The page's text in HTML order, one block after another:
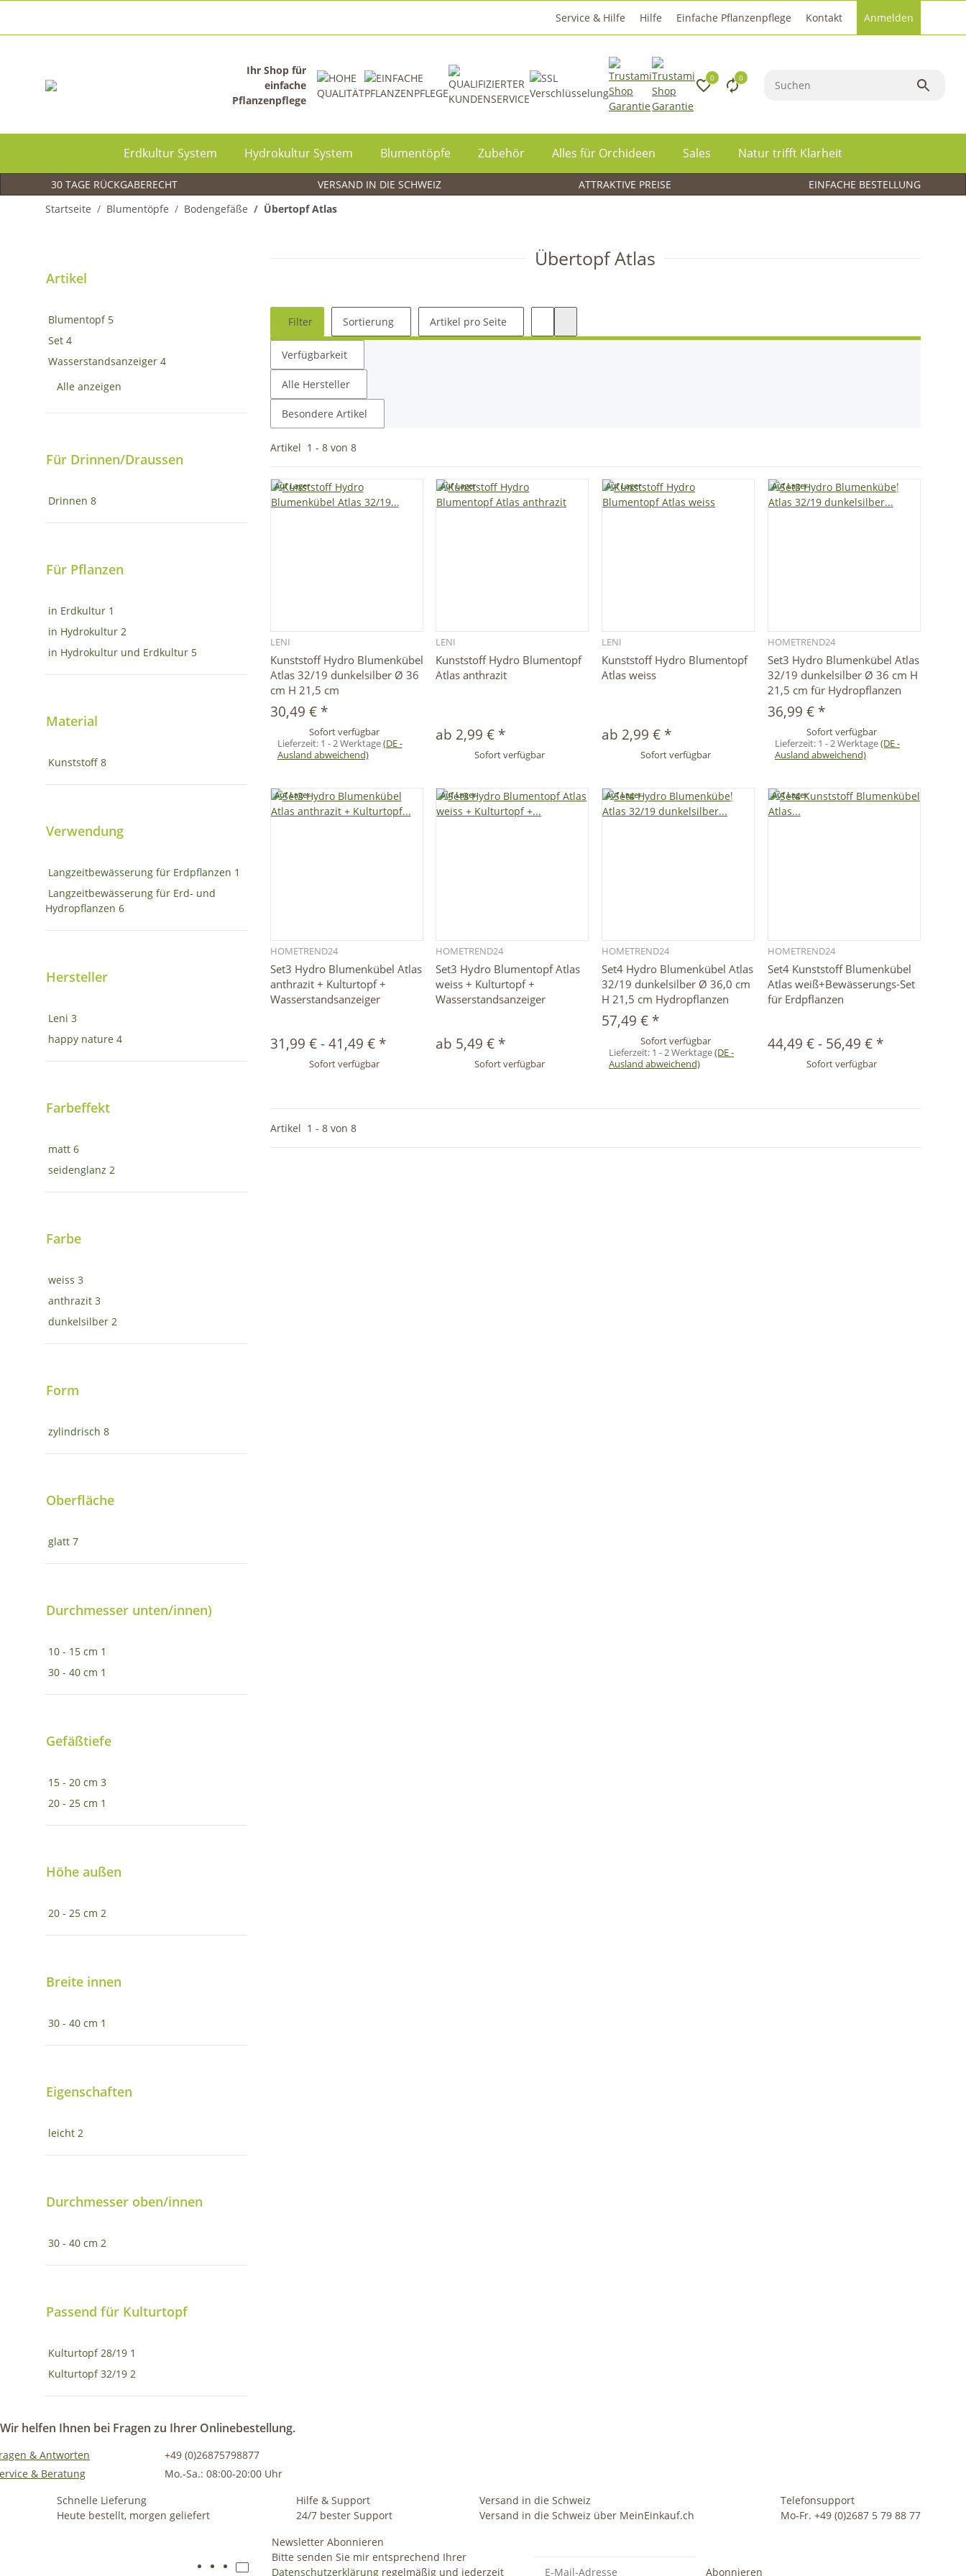
Service & Hilfe Hilfe Einfache Pflanzenpflege Kontakt Anmelden
Ihr Shop für
einfache
Pflanzenpflege
0 0
Erdkultur System Hydrokultur System Blumentöpfe Zubehör Alles für Orchideen Sales Natur trifft Klarheit
30 TAGE RÜCKGABERECHT VERSAND IN DIE SCHWEIZ ATTRAKTIVE PREISE
EINFACHE BESTELLUNG
Startseite
Blumentöpfe Bodengefäße Übertopf Atlas
Übertopf Atlas
Filter Sortierung Artikel pro Seite
Verfügbarkeit
Alle Hersteller
Besondere Artikel
Artikel 1 - 8von 8
Auf Lager
LENI
Kunststoff Hydro Blumenkübel
Atlas 32/19 dunkelsilber Ø 36
cm H 21,5 cm
30,49 € *
Sofort verfügbar
Lieferzeit: 1 - 2 Werktage(DE -
Ausland abweichend)
Auf Lager
LENI
Kunststoff Hydro Blumentopf
Atlas anthrazit
ab 2,99 € *
Sofort verfügbar
Auf Lager
LENI
Kunststoff Hydro Blumentopf
Atlas weiss
ab 2,99 € *
Sofort verfügbar
Auf Lager
Schnellkauf
HOMETREND24
Set3 Hydro Blumenkübel Atlas
32/19 dunkelsilber Ø 36 cm H
21,5 cm für Hydropflanzen
36,99 € *
Sofort verfügbar
Lieferzeit: 1 - 2 Werktage(DE -
Ausland abweichend)
Auf Lager
Schnellkauf
HOMETREND24
Set3 Hydro Blumenkübel Atlas
anthrazit + Kulturtopf +
Wasserstandsanzeiger
31,99 €-41,49 € *
Sofort verfügbar
Auf Lager
Schnellkauf
HOMETREND24
Set3 Hydro Blumentopf Atlas
weiss + Kulturtopf +
Wasserstandsanzeiger
ab 5,49 € *
Sofort verfügbar
Auf Lager
Schnellkauf
HOMETREND24
Set4 Hydro Blumenkübel Atlas
32/19 dunkelsilber Ø 36,0 cm
H 21,5 cm Hydropflanzen
57,49 € *
Sofort verfügbar
Lieferzeit: 1 - 2 Werktage(DE -
Ausland abweichend)
Auf Lager
Schnellkauf
HOMETREND24
Set4 Kunststoff Blumenkübel
Atlas weiß+Bewässerungs-Set
für Erdpflanzen
44,49 €- 56,49 € *
Sofort verfügbar
Artikel 1 - 8von 8
Artikel
Blumentopf 5
Set 4
Wasserstandsanzeiger 4
Alle anzeigen
Für Drinnen/Draussen
Drinnen 8
Für Pflanzen
in Erdkultur 1
in Hydrokultur 2
in Hydrokultur und Erdkultur 5
Material
Kunststoff 8
Verwendung
Langzeitbewässerung für Erdpflanzen 1
Langzeitbewässerung für Erd- und
Hydropflanzen 6
Hersteller
Leni 3
happy nature 4
Farbeffekt
matt 6
seidenglanz 2
Farbe
weiss 3
anthrazit 3
dunkelsilber 2
Form
zylindrisch 8
Oberfläche
glatt 7
Durchmesser unten/innen)
10 - 15 cm 1
30 - 40 cm 1
Gefäßtiefe
15 - 20 cm 3
20 - 25 cm 1
Höhe außen
20 - 25 cm 2
Breite innen
30 - 40 cm 1
Eigenschaften
leicht 2
Durchmesser oben/innen
30 - 40 cm 2
Passend für Kulturtopf
Kulturtopf 28/19 1
Kulturtopf 32/19 2
Wir helfen Ihnen bei Fragen zu Ihrer Onlinebestellung.
& Antworten
& Beratung
+49 (0)26875798877
Mo.-Sa.: 08:00-20:00 Uhr
Schnelle Lieferung
Heute bestellt, morgen geliefert
Hilfe & Support
24/7 bester Support
Versand in die Schweiz
Versand in die Schweiz über MeinEinkauf.ch
Telefonsupport
Mo-Fr. +49 (0)2687 5 79 88 77
Newsletter Abonnieren
Bitte senden Sie mir entsprechend Ihrer
Datenschutzerklärung regelmäßig und jederzeit Abonnieren